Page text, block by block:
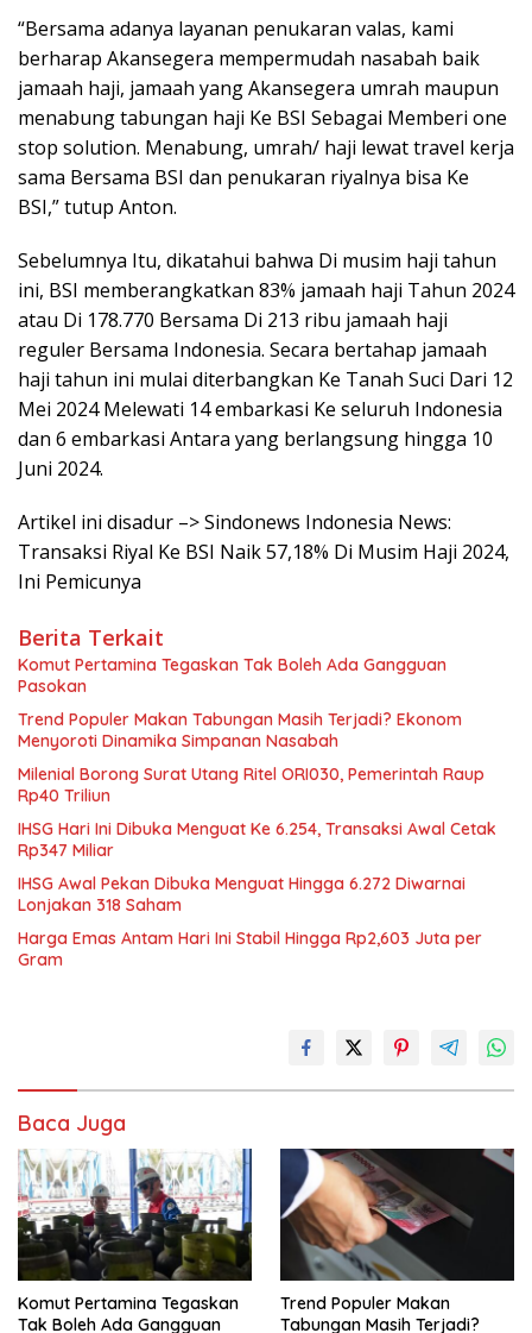
“Bersama adanya layanan penukaran valas, kami
berharap Akansegera mempermudah nasabah baik
jamaah haji, jamaah yang Akansegera umrah maupun
menabung tabungan haji Ke BSI Sebagai Memberi one
stop solution. Menabung, umrah/ haji lewat travel kerja
sama Bersama BSI dan penukaran riyalnya bisa Ke
BSI,” tutup Anton.
Sebelumnya Itu, dikatahui bahwa Di musim haji tahun
ini, BSI memberangkatkan 83% jamaah haji Tahun 2024
atau Di 178.770 Bersama Di 213 ribu jamaah haji
reguler Bersama Indonesia. Secara bertahap jamaah
haji tahun ini mulai diterbangkan Ke Tanah Suci Dari 12
Mei 2024 Melewati 14 embarkasi Ke seluruh Indonesia
dan 6 embarkasi Antara yang berlangsung hingga 10
Juni 2024.
Artikel ini disadur –> Sindonews Indonesia News:
Transaksi Riyal Ke BSI Naik 57,18% Di Musim Haji 2024,
Ini Pemicunya
Berita Terkait
Komut Pertamina Tegaskan Tak Boleh Ada Gangguan
Pasokan
Trend Populer Makan Tabungan Masih Terjadi? Ekonom
Menyoroti Dinamika Simpanan Nasabah
Milenial Borong Surat Utang Ritel ORI030, Pemerintah Raup
Rp40 Triliun
IHSG Hari Ini Dibuka Menguat Ke 6.254, Transaksi Awal Cetak
Rp347 Miliar
IHSG Awal Pekan Dibuka Menguat Hingga 6.272 Diwarnai
Lonjakan 318 Saham
Harga Emas Antam Hari Ini Stabil Hingga Rp2,603 Juta per
Gram
Baca Juga
Komut Pertamina Tegaskan
Tak Boleh Ada Gangguan
Trend Populer Makan
Tabungan Masih Terjadi?